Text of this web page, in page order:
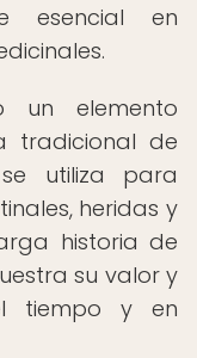
esencial en
un elemento
tradicional de
utiliza para
heridas y
historia de
su valor y
tiempo y en